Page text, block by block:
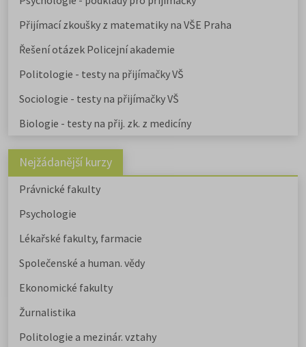
Přijímací zkoušky z matematiky na VŠE Praha
Řešení otázek Policejní akademie
Politologie - testy na přijímačky VŠ
Sociologie - testy na přijímačky VŠ
Biologie - testy na přij. zk. z medicíny
Nejžádanější kurzy
Právnické fakulty
Psychologie
Lékařské fakulty, farmacie
Společenské a human. vědy
Ekonomické fakulty
Žurnalistika
Politologie a mezinár. vztahy